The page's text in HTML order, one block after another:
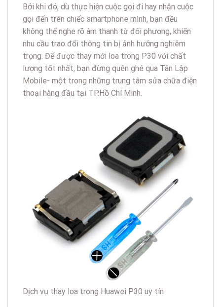
Bởi khi đó, dù thực hiện cuộc gọi đi hay nhận cuộc
gọi đến trên chiếc smartphone mình, bạn đều
không thể nghe rõ âm thanh từ đối phương, khiến
nhu cầu trao đổi thông tin bị ảnh hưởng nghiêm
trọng. Để được thay mới loa trong P30 với chất
lượng tốt nhất, bạn đừng quên ghé qua Tân Lập
Mobile- một trong những trung tâm sửa chữa điện
thoại hàng đầu tại TP.Hồ Chí Minh.
Dịch vụ thay loa trong Huawei P30 uy tín